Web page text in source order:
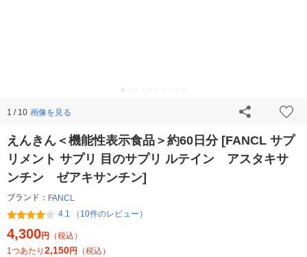
1 / 10 画像を見る
えんきん＜機能性表示食品＞約60日分 [FANCL サプ
リメント サプリ 目のサプリ ルテイン アスタキサ
ンチン ゼアキサンチン]
ブランド： FANCL
4.1 （10件のレビュー）
4,300円
（税込）
1つあたり 2,150円 （税込）